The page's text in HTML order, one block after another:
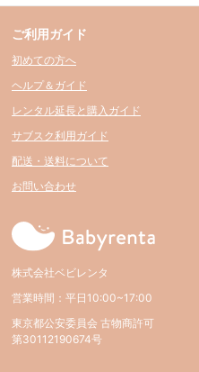
ご利用ガイド
初めての方へ
ヘルプ＆ガイド
レンタル延長と購入ガイド
サブスク利用ガイド
配送・送料について
お問い合わせ
株式会社ベビレンタ
営業時間：平日10:00~17:00
東京都公安委員会 古物商許可
第30112190674号